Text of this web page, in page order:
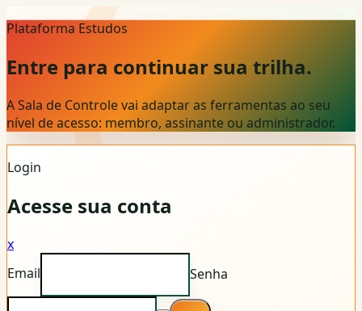
Plataforma Estudos
Entre para continuar sua trilha.
A Sala de Controle vai adaptar as ferramentas ao seu
nível de acesso: membro, assinante ou administrador.
Login
Acesse sua conta
x
Email
Senha